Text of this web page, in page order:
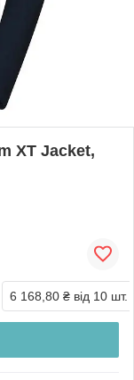
XT Jacket,
6 168,80 ₴ від 10 шт.